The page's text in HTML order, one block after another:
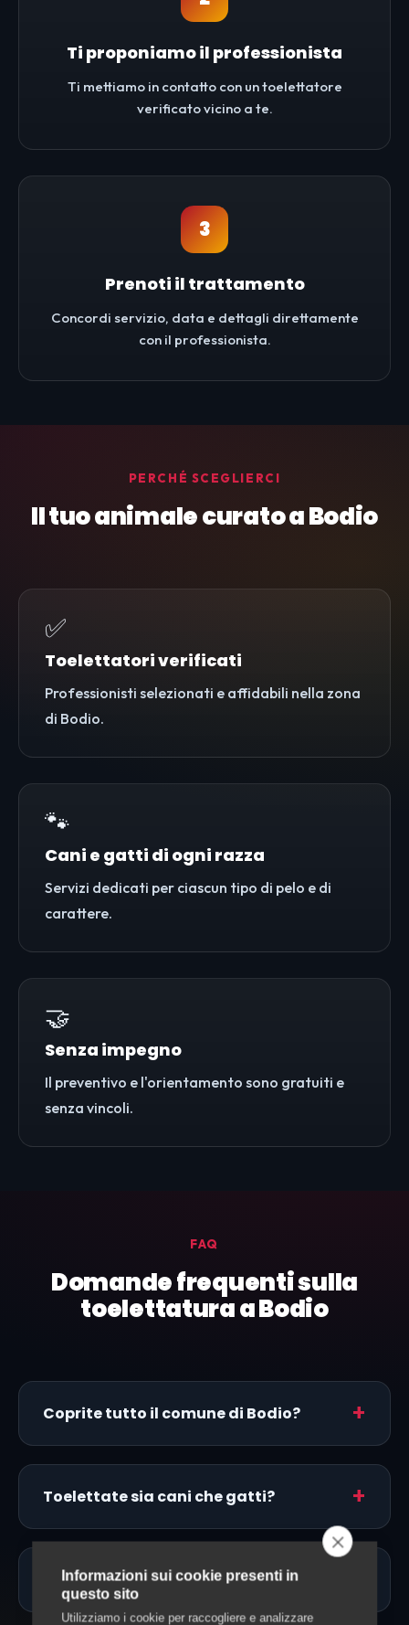
Ti proponiamo il professionista
Ti mettiamo in contatto con un toelettatore
verificato vicino a te.
3
Prenoti il trattamento
Concordi servizio, data e dettagli direttamente
con il professionista.
PERCHÉ SCEGLIERCI
Il tuo animale curato a Bodio
✅
Toelettatori verificati
Professionisti selezionati e affidabili nella zona
di Bodio.
🐾
Cani e gatti di ogni razza
Servizi dedicati per ciascun tipo di pelo e di
carattere.
🤝
Senza impegno
Il preventivo e l'orientamento sono gratuiti e
senza vincoli.
FAQ
Domande frequenti sulla
toelettatura a Bodio
Coprite tutto il comune di Bodio?
Toelettate sia cani che gatti?
Fate toelettatura a domicilio a Bodio?
Informazioni sui cookie presenti in
questo sito
Utilizziamo i cookie per raccogliere e analizzare